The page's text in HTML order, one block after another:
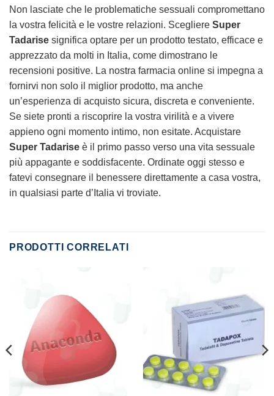
Non lasciate che le problematiche sessuali compromettano
la vostra felicità e le vostre relazioni. Scegliere Super
Tadarise significa optare per un prodotto testato, efficace e
apprezzato da molti in Italia, come dimostrano le
recensioni positive. La nostra farmacia online si impegna a
fornirvi non solo il miglior prodotto, ma anche
un’esperienza di acquisto sicura, discreta e conveniente.
Se siete pronti a riscoprire la vostra virilità e a vivere
appieno ogni momento intimo, non esitate. Acquistare
Super Tadarise è il primo passo verso una vita sessuale
più appagante e soddisfacente. Ordinate oggi stesso e
fatevi consegnare il benessere direttamente a casa vostra,
in qualsiasi parte d’Italia vi troviate.
PRODOTTI CORRELATI